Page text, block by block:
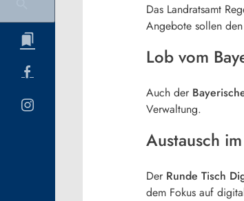
Das Landratsamt
Angebote sollen
Lob vom
Auch der
Verwaltung.
Austausch
Der Runde Tisch
dem Fokus auf